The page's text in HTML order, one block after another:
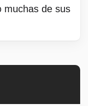
muchas de sus